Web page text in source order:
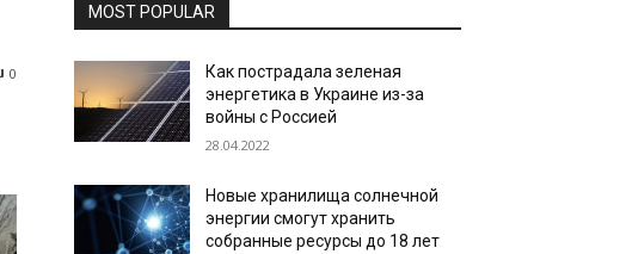
0
MOST POPULAR
Как пострадала зеленая
энергетика в Украине из-за
войны с Россией
28.04.2022
Новые хранилища солнечной
энергии смогут хранить
собранные ресурсы до 18 лет